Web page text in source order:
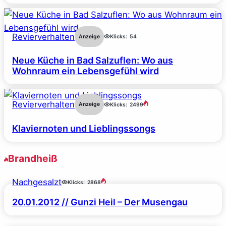
Revierverhalten Anzeige Klicks: 54
Neue Küche in Bad Salzuflen: Wo aus
Wohnraum ein Lebensgefühl wird
Revierverhalten Anzeige Klicks: 2499
Klaviernoten und Lieblingssongs
Brandheiß
Nachgesalzt Klicks: 2868
20.01.2012 // Gunzi Heil – Der Musengau